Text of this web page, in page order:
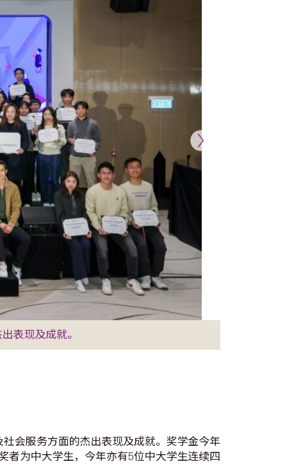
表现及成就。
会服务方面的杰出表现及成就。奖学金今年
者为中大学生，今年亦有5位中大学生连续四